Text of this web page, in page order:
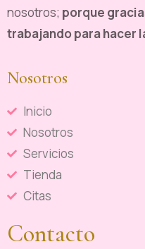
nosotros; porque
trabajando para hacer
Nosotros
Inicio
Nosotros
Servicios
Tienda
Citas
Contacto